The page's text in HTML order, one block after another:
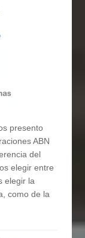
presento
ABN
del
elegir entre
elegir la
como de la